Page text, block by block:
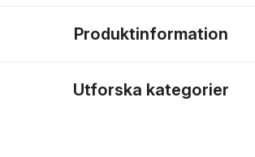
Produktinformation
Utforska kategorier